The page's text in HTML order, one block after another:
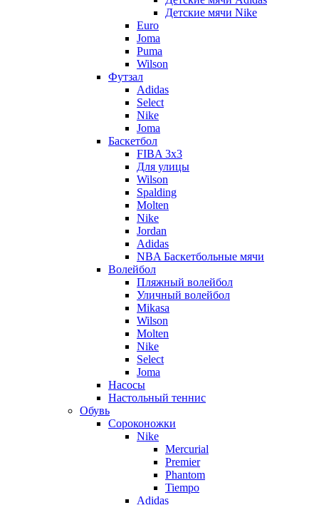
Детские мячи Nike
Euro
Joma
Puma
Wilson
Футзал
Adidas
Select
Nike
Joma
Баскетбол
FIBA 3x3
Для улицы
Wilson
Spalding
Molten
Nike
Jordan
Adidas
NBA Баскетбольные мячи
Волейбол
Пляжный волейбол
Уличный волейбол
Mikasa
Wilson
Molten
Nike
Select
Joma
Насосы
Настольный теннис
Обувь
Сороконожки
Nike
Mercurial
Premier
Phantom
Tiempo
Adidas